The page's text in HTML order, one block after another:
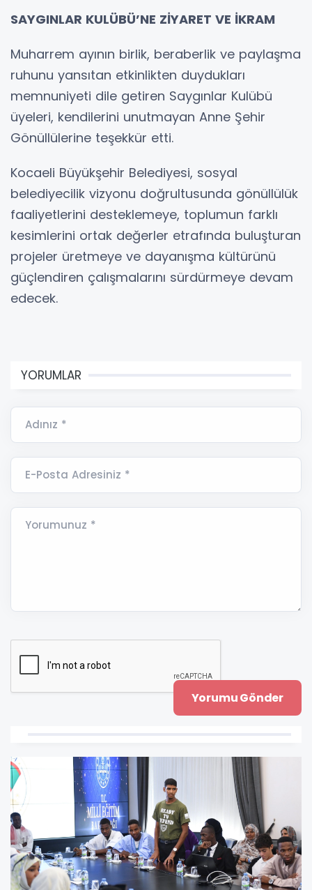
SAYGINLAR KULÜBÜ’NE ZİYARET VE İKRAM
Muharrem ayının birlik, beraberlik ve paylaşma
ruhunu yansıtan etkinlikten duydukları
memnuniyeti dile getiren Saygınlar Kulübü
üyeleri, kendilerini unutmayan Anne Şehir
Gönüllülerine teşekkür etti.
Kocaeli Büyükşehir Belediyesi, sosyal
belediyecilik vizyonu doğrultusunda gönüllülük
faaliyetlerini desteklemeye, toplumun farklı
kesimlerini ortak değerler etrafında buluşturan
projeler üretmeye ve dayanışma kültürünü
güçlendiren çalışmalarını sürdürmeye devam
edecek.
YORUMLAR
Adınız *
E-Posta Adresiniz *
Yorumunuz *